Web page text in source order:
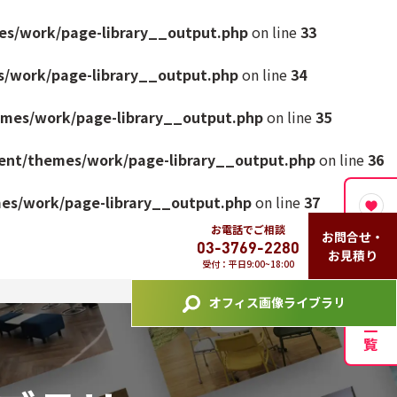
work/page-library__output.phpon line33
work/page-library__output.phpon line34
work/page-library__output.phpon line35
themes/work/page-library__output.phpon line36
work/page-library__output.phpon line37
お電話でご相談
03-3769-2280
受付：平日9:00~18:00
お問合せ・
お見積り
オフィス画像ライブラリ お気に入り画像一覧